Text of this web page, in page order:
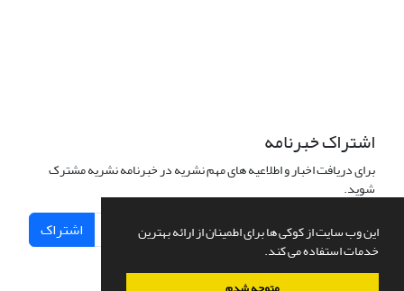
این وب سایت از کوکی ها برای اطمینان از ارائه بهترین
خدمات استفاده می کند.
اشتراک خبرنامه
برای دریافت اخبار و اطلاعیه های مهم نشریه در خبرنامه نشریه مشترک
شوید.
اشتراک